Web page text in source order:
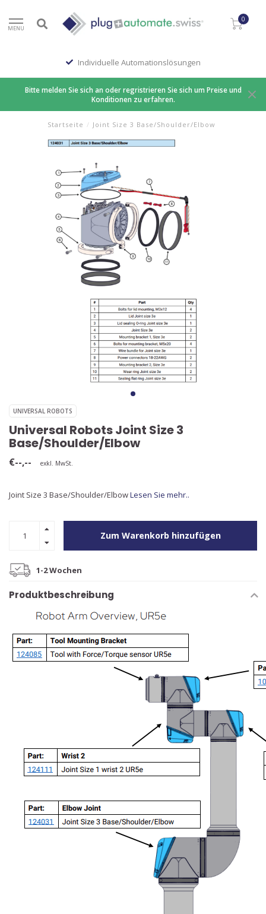
MENU
0
Individuelle Automationslösungen
Bitte melden Sie sich an oder regristrieren Sie sich um Preise und
Konditionen zu erfahren.
Startseite / Joint Size 3 Base/Shoulder/Elbow
UNIVERSAL ROBOTS
Universal Robots Joint Size 3
Base/Shoulder/Elbow
€--,-- exkl. MwSt.
Joint Size 3 Base/Shoulder/ElbowLesen Sie mehr..
Zum Warenkorb hinzufügen
1-2 Wochen
Produktbeschreibung